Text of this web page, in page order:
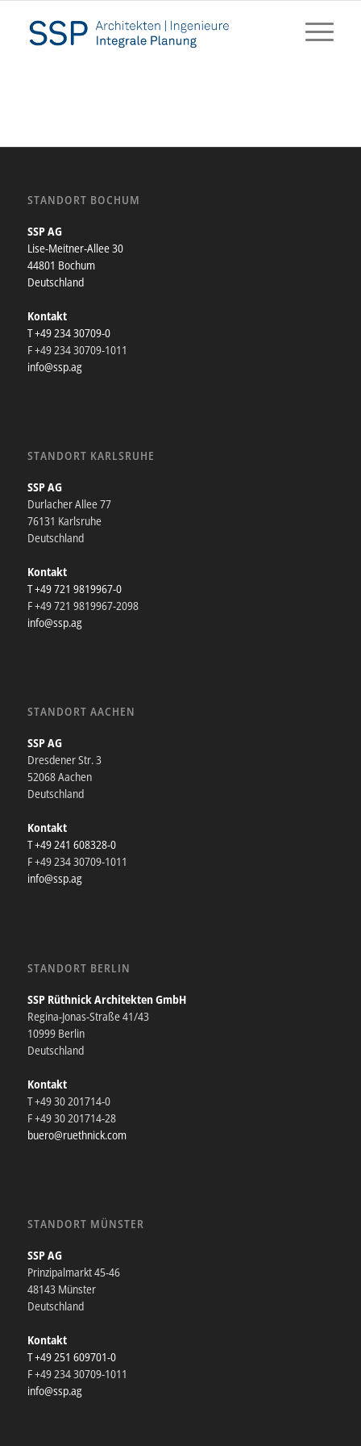
STANDORT BOCHUM
SSP AG
Lise-Meitner-Allee 30
44801 Bochum
Deutschland
Kontakt
T +49 234 30709-0
F +49 234 30709-1011
info@ssp.ag
STANDORT KARLSRUHE
SSP AG
Durlacher Allee 77
76131 Karlsruhe
Deutschland
Kontakt
T +49 721 9819967-0
F +49 721 9819967-2098
info@ssp.ag
STANDORT AACHEN
SSP AG
Dresdener Str. 3
52068 Aachen
Deutschland
Kontakt
T +49 241 608328-0
F +49 234 30709-1011
info@ssp.ag
STANDORT BERLIN
SSP Rüthnick Architekten GmbH
Regina-Jonas-Straße 41/43
10999 Berlin
Deutschland
Kontakt
T +49 30 201714-0
F +49 30 201714-28
buero@ruethnick.com
STANDORT MÜNSTER
SSP AG
Prinzipalmarkt 45-46
48143 Münster
Deutschland
Kontakt
T +49 251 609701-0
F +49 234 30709-1011
info@ssp.ag